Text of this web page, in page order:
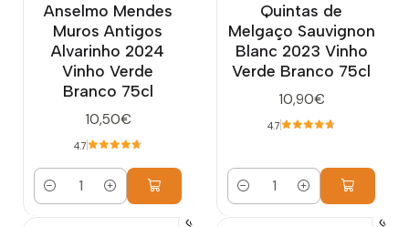
Anselmo Mendes
Muros Antigos
Alvarinho 2024
Vinho Verde
Branco 75cl
10,50€
4.7
Quantidade
Quintas de
Melgaço Sauvignon
Blanc 2023 Vinho
Verde Branco 75cl
10,90€
4.7
Quantidade